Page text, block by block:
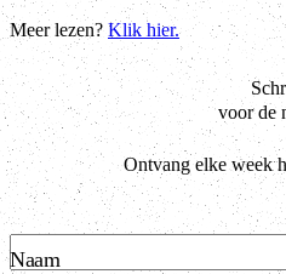
Meer lezen? Klik hier.
voor de
Ontvang elke week
Naam